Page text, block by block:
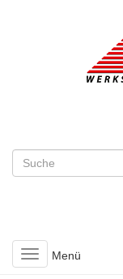
Toggle
navigation
Menü